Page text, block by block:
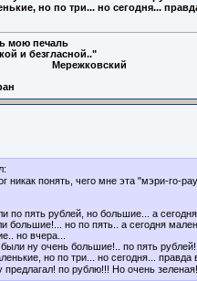
но по три... но сегодня...
мою печаль
и безгласной.."
никак понять, чего мне эта "мэри-го-
по пять рублей, но большие... а
большие!... но по пять.. а сегодня
но вчера...
были ну очень большие!.. по пять
но по три... но сегодня... правда
предлагал! по рублю!!! Но очень